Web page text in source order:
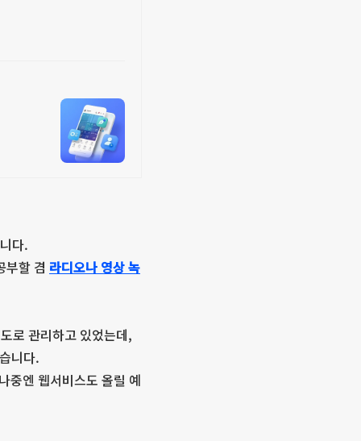
다.
부할 겸 라디오나 영상 녹
로 관리하고 있었는데,
니다.
중엔 웹서비스도 올릴 예